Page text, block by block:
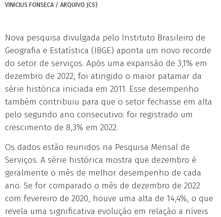
VINICIUS FONSECA / ARQUIVO JCS)
Nova pesquisa divulgada pelo Instituto Brasileiro de
Geografia e Estatística (IBGE) aponta um novo recorde
do setor de serviços. Após uma expansão de 3,1% em
dezembro de 2022, foi atingido o maior patamar da
série histórica iniciada em 2011. Esse desempenho
também contribuiu para que o setor fechasse em alta
pelo segundo ano consecutivo: foi registrado um
crescimento de 8,3% em 2022.
Os dados estão reunidos na Pesquisa Mensal de
Serviços. A série histórica mostra que dezembro é
geralmente o mês de melhor desempenho de cada
ano. Se for comparado o mês de dezembro de 2022
com fevereiro de 2020, houve uma alta de 14,4%, o que
revela uma significativa evolução em relação a níveis